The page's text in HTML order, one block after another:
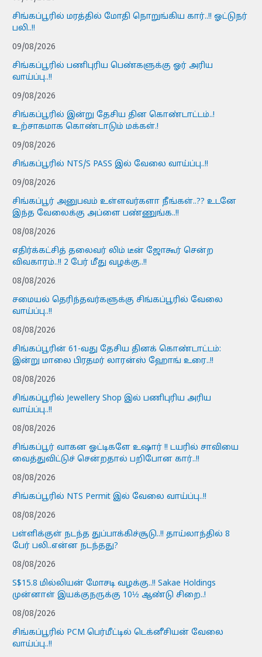
சிங்கப்பூரில் மரத்தில் மோதி நொறுங்கிய கார்..!! ஓட்டுநர்
பலி..!!
09/08/2026
சிங்கப்பூரில் பணிபுரிய பெண்களுக்கு ஓர் அரிய
வாய்ப்பு..!!
09/08/2026
சிங்கப்பூரில் இன்று தேசிய தின கொண்டாட்டம்..!
உற்சாகமாக கொண்டாடும் மக்கள்.!
09/08/2026
சிங்கப்பூரில் NTS/S PASS இல் வேலை வாய்ப்பு..!!
09/08/2026
சிங்கப்பூர் அனுபவம் உள்ளவர்களா நீங்கள்..?? உடனே
இந்த வேலைக்கு அப்ளை பண்ணுங்க..!!
08/08/2026
எதிர்க்கட்சித் தலைவர் லிம் டீன் ஜோகூர் சென்ற
விவகாரம்..!! 2 பேர் மீது வழக்கு..!!
08/08/2026
சமையல் தெரிந்தவர்களுக்கு சிங்கப்பூரில் வேலை
வாய்ப்பு..!!
08/08/2026
சிங்கப்பூரின் 61-வது தேசிய தினக் கொண்டாட்டம்:
இன்று மாலை பிரதமர் லாரன்ஸ் ஹோங் உரை..!!
08/08/2026
சிங்கப்பூரில் Jewellery Shop இல் பணிபுரிய அரிய
வாய்ப்பு..!!
08/08/2026
சிங்கப்பூர் வாகன ஓட்டிகளே உஷார் !! டயரில் சாவியை
வைத்துவிட்டுச் சென்றதால் பறிபோன கார்..!!
08/08/2026
சிங்கப்பூரில் NTS Permit இல் வேலை வாய்ப்பு..!!
08/08/2026
பள்ளிக்குள் நடந்த துப்பாக்கிச்சூடு..!! தாய்லாந்தில் 8
பேர் பலி..என்ன நடந்தது?
08/08/2026
S$15.8 மில்லியன் மோசடி வழக்கு..!! Sakae Holdings
முன்னாள் இயக்குநருக்கு 10½ ஆண்டு சிறை..!
08/08/2026
சிங்கப்பூரில் PCM பெர்மீட்டில் டெக்னீசியன் வேலை
வாய்ப்பு..!!